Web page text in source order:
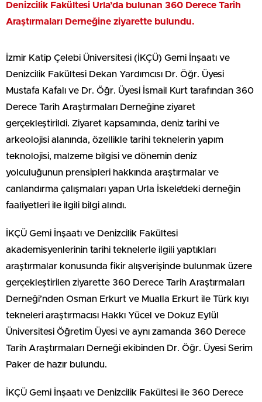
Denizcilik Fakültesi Urla’da bulunan 360 Derece Tarih
Araştırmaları Derneğine ziyarette bulundu.
İzmir Katip Çelebi Üniversitesi (İKÇÜ) Gemi İnşaatı ve
Denizcilik Fakültesi Dekan Yardımcısı Dr. Öğr. Üyesi
Mustafa Kafalı ve Dr. Öğr. Üyesi İsmail Kurt tarafından 360
Derece Tarih Araştırmaları Derneğine ziyaret
gerçekleştirildi. Ziyaret kapsamında, deniz tarihi ve
arkeolojisi alanında, özellikle tarihi teknelerin yapım
teknolojisi, malzeme bilgisi ve dönemin deniz
yolculuğunun prensipleri hakkında araştırmalar ve
canlandırma çalışmaları yapan Urla İskele’deki derneğin
faaliyetleri ile ilgili bilgi alındı.
İKÇÜ Gemi İnşaatı ve Denizcilik Fakültesi
akademisyenlerinin tarihi teknelerle ilgili yaptıkları
araştırmalar konusunda fikir alışverişinde bulunmak üzere
gerçekleştirilen ziyarette 360 Derece Tarih Araştırmaları
Derneği’nden Osman Erkurt ve Mualla Erkurt ile Türk kıyı
tekneleri araştırmacısı Hakkı Yücel ve Dokuz Eylül
Üniversitesi Öğretim Üyesi ve aynı zamanda 360 Derece
Tarih Araştırmaları Derneği ekibinden Dr. Öğr. Üyesi Serim
Paker de hazır bulundu.
İKÇÜ Gemi İnşaatı ve Denizcilik Fakültesi ile 360 Derece